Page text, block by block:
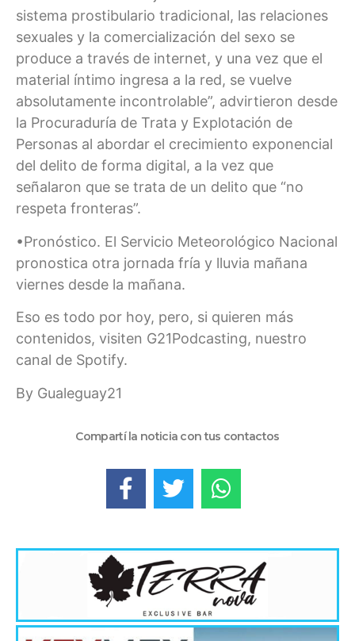
sistema prostibulario tradicional, las relaciones
sexuales y la comercialización del sexo se
produce a través de internet, y una vez que el
material íntimo ingresa a la red, se vuelve
absolutamente incontrolable”, advirtieron desde
la Procuraduría de Trata y Explotación de
Personas al abordar el crecimiento exponencial
del delito de forma digital, a la vez que
señalaron que se trata de un delito que “no
respeta fronteras”.
•Pronóstico. El Servicio Meteorológico Nacional
pronostica otra jornada fría y lluvia mañana
viernes desde la mañana.
Eso es todo por hoy, pero, si quieren más
contenidos, visiten G21Podcasting, nuestro
canal de Spotify.
By Gualeguay21
Compartí la noticia con tus contactos